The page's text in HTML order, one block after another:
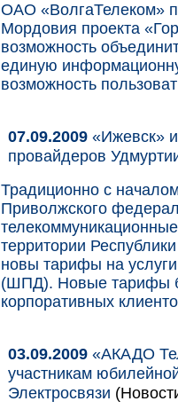
ОАО «ВолгаТелеком»
Мордовия проекта
возможность
единую
возможность
07.09.2009 «Ижевск»
провайдеров
Традиционно с
Приволжского
территории
новы тарифы на
(ШПД). Новые тарифы
корпоративных
03.09.2009 «АКАДО
участникам
Электросвязи